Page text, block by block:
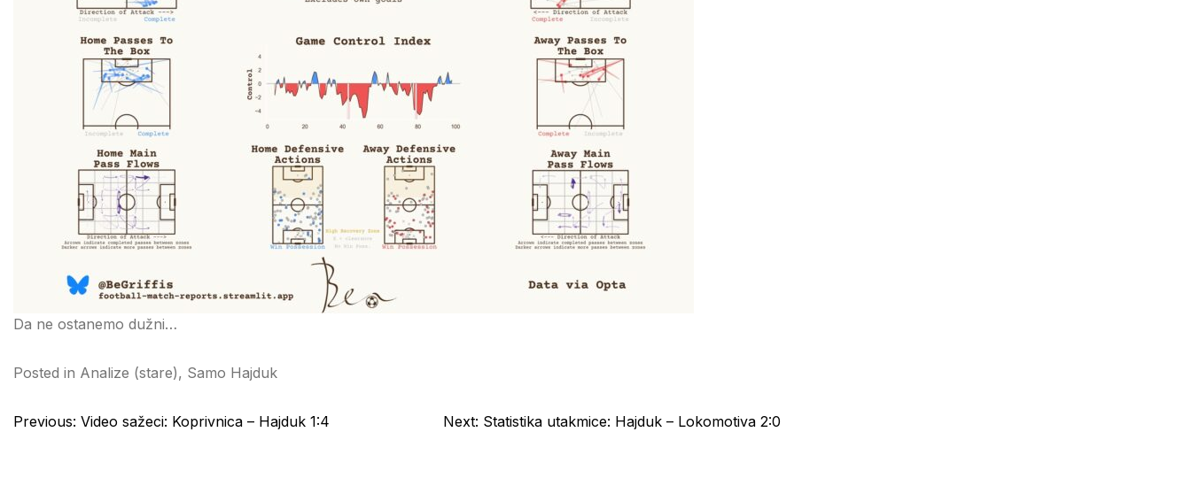
Da ne ostanemo dužni…
Posted in Analize (stare), Samo Hajduk
Post
Previous: Video sažeci: Koprivnica – Hajduk 1:4 Next: Statistika utakmice: Hajduk – Lokomotiva 2:0